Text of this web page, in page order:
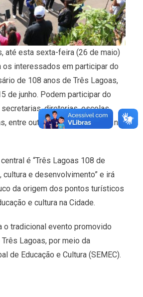
até esta sexta-feira (26 de maio)
os interessados em participar do
de 108 anos de Três Lagoas,
de junho. Podem participar do
diretorias, escolas
entre outros órgãos sediados no
é “Três Lagoas 108 de
cultura e desenvolvimento” e irá
da origem dos pontos turísticos
e cultura na Cidade.
o tradicional evento promovido
Lagoas, por meio da
de Educação e Cultura (SEMEC).